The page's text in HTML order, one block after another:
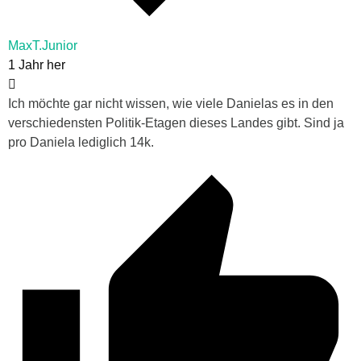
MaxT.Junior
1 Jahr her
Ich möchte gar nicht wissen, wie viele Danielas es in den
verschiedensten Politik-Etagen dieses Landes gibt. Sind ja
pro Daniela lediglich 14k.